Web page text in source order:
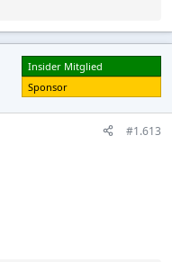
Insider Mitglied
Sponsor
#1.613